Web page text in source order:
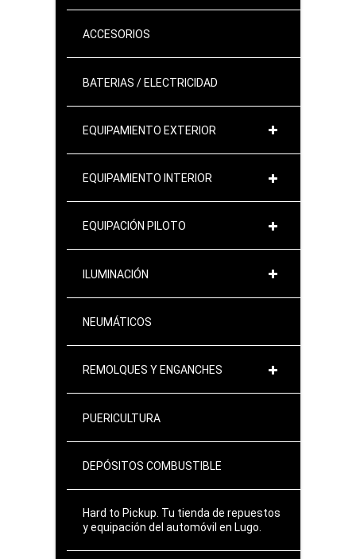
ACCESORIOS
BATERIAS / ELECTRICIDAD
EQUIPAMIENTO EXTERIOR
EQUIPAMIENTO INTERIOR
EQUIPACIÓN PILOTO
ILUMINACIÓN
NEUMÁTICOS
REMOLQUES Y ENGANCHES
PUERICULTURA
DEPÓSITOS COMBUSTIBLE
Hard to Pickup. Tu tienda de repuestos
y equipación del automóvil en Lugo.